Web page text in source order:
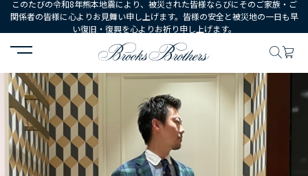
このたびの令和8年熊本地震により、被災された皆様ならびにそのご家族・ご
関係者の皆様に心よりお見舞い申し上げます。皆様の安全と被災地の一日も早
い復旧・復興を心よりお祈り申し上げます。
HOME コーディネート コーディネート詳細